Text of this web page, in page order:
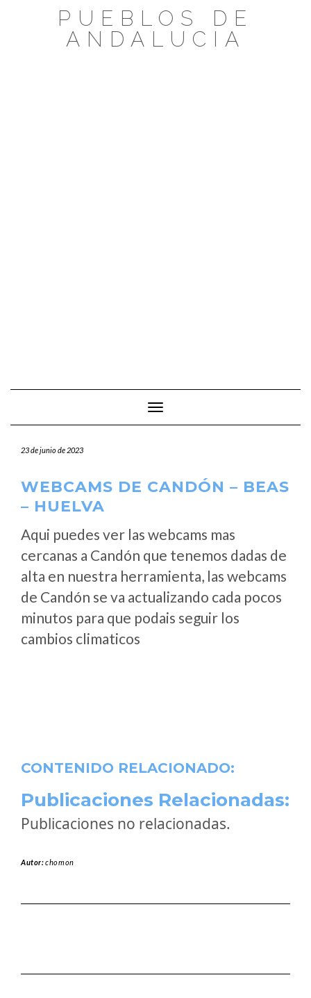
PUEBLOS DE
ANDALUCIA
Cambiar modo de navegación
23 de junio de 2023
WEBCAMS DE CANDÓN – BEAS
– HUELVA
Aqui puedes ver las webcams mas
cercanas a Candón que tenemos dadas de
alta en nuestra herramienta, las webcams
de Candón se va actualizando cada pocos
minutos para que podais seguir los
cambios climaticos
CONTENIDO RELACIONADO:
Publicaciones Relacionadas:
Publicaciones no relacionadas.
Autor:chomon